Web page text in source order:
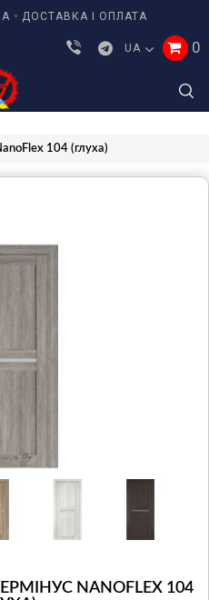
ДОСТАВКА І ОПЛАТА
UA 0
104 (глуха)
NANOFLEX 104